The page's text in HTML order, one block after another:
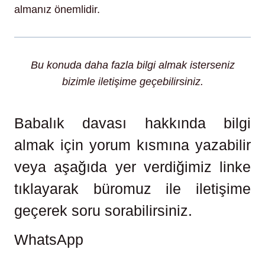
almanız önemlidir.
Bu konuda daha fazla bilgi almak isterseniz
bizimle iletişime geçebilirsiniz.
Babalık davası hakkında bilgi
almak için yorum kısmına yazabilir
veya aşağıda yer verdiğimiz linke
tıklayarak büromuz ile iletişime
geçerek soru sorabilirsiniz.
WhatsApp